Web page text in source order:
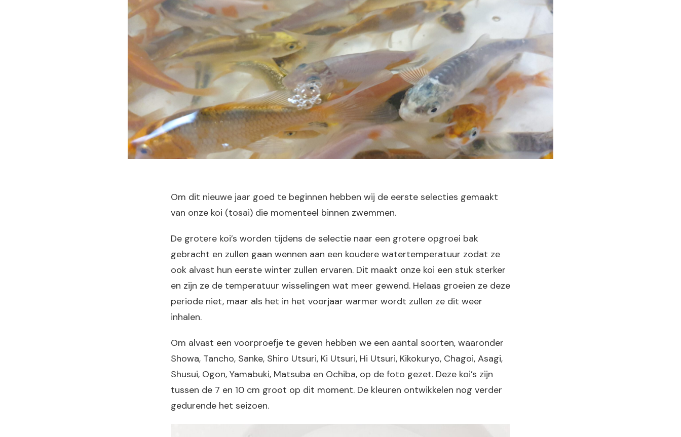
Om dit nieuwe jaar goed te beginnen hebben wij de eerste selecties gemaakt
van onze koi (tosai) die momenteel binnen zwemmen.
De grotere koi’s worden tijdens de selectie naar een grotere opgroei bak
gebracht en zullen gaan wennen aan een koudere watertemperatuur zodat ze
ook alvast hun eerste winter zullen ervaren. Dit maakt onze koi een stuk sterker
en zijn ze de temperatuur wisselingen wat meer gewend. Helaas groeien ze deze
periode niet, maar als het in het voorjaar warmer wordt zullen ze dit weer
inhalen.
Om alvast een voorproefje te geven hebben we een aantal soorten, waaronder
Showa, Tancho, Sanke, Shiro Utsuri, Ki Utsuri, Hi Utsuri, Kikokuryo, Chagoi, Asagi,
Shusui, Ogon, Yamabuki, Matsuba en Ochiba, op de foto gezet. Deze koi’s zijn
tussen de 7 en 10 cm groot op dit moment. De kleuren ontwikkelen nog verder
gedurende het seizoen.